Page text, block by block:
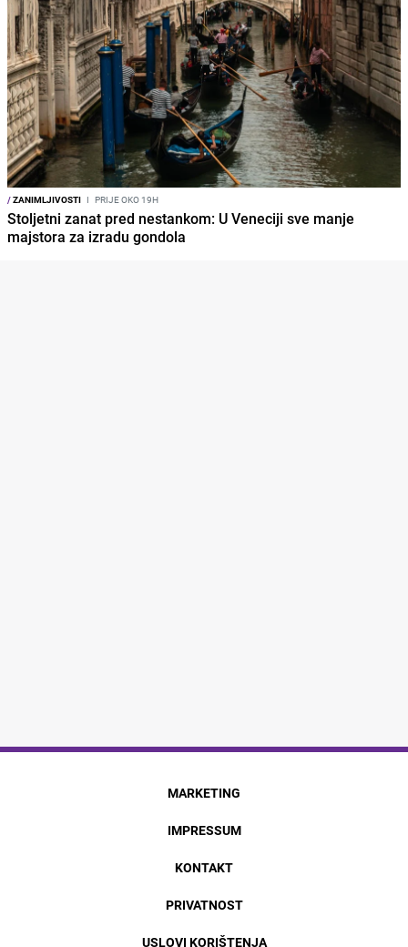
/ZANIMLJIVOSTI I PRIJE OKO 19H
Stoljetni zanat pred nestankom: U Veneciji sve manje
majstora za izradu gondola
MARKETING
IMPRESSUM
KONTAKT
PRIVATNOST
USLOVI KORIŠTENJA